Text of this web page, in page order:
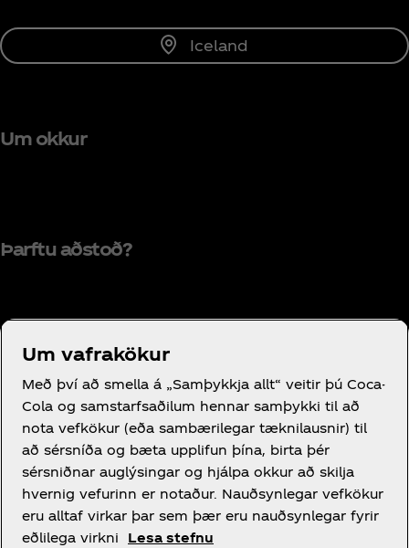
Iceland
Um okkur
Þarftu aðstoð?
Notkunarskilmálar
Persónuverndaryfirlýsing fyrir neytendur
Vefkökustillingar
Tilkynning um vafrakökur
Yfirlýsing um aðgengi
Um vafrakökur
Með því að smella á „Samþykkja allt“ veitir þú Coca-
Cola og samstarfsaðilum hennar samþykki til að
nota vefkökur (eða sambærilegar tækni­lausnir) til
að sérsníða og bæta upplifun þína, birta þér
sérsniðnar auglýsingar og hjálpa okkur að skilja
hvernig vefurinn er notaður. Nauðsynlegar vefkökur
eru alltaf virkar þar sem þær eru nauðsynlegar fyrir
eðlilega virkni
Lesa stefnu